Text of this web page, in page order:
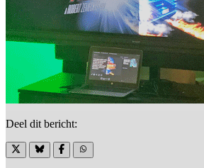
Deel dit bericht: